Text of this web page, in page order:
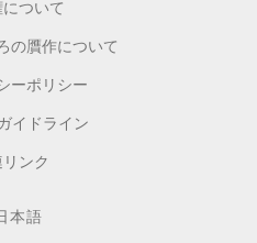
ついて
の贋作について
ーポリシー
イドライン
ンク
本語